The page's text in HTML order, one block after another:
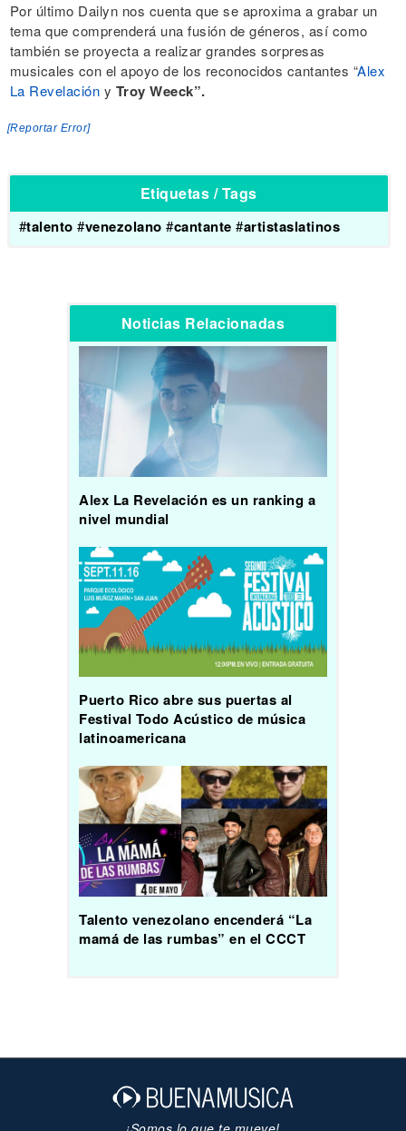
Por último Dailyn nos cuenta que se aproxima a grabar un
tema que comprenderá una fusión de géneros, así como
también se proyecta a realizar grandes sorpresas
musicales con el apoyo de los reconocidos cantantes “Alex
La Revelación y Troy Weeck”.
[Reportar Error]
Etiquetas / Tags
#talento #venezolano #cantante #artistaslatinos
Noticias Relacionadas
Alex La Revelación es un ranking a
nivel mundial
Puerto Rico abre sus puertas al
Festival Todo Acústico de música
latinoamericana
Talento venezolano encenderá “La
mamá de las rumbas” en el CCCT